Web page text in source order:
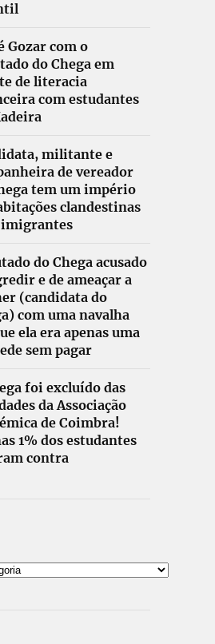
Gozar com o
do Chega em
de literacia
com estudantes
militante e
de vereador
tem um império
clandestinas
do Chega acusado
e de ameaçar a
(candidata do
com uma navalha
ela era apenas uma
sem pagar
foi excluído das
da Associação
de Coimbra!
1% dos estudantes
contra